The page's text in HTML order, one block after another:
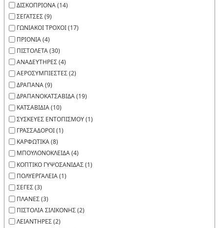
ΔΙΣΚΟΠΡΙΟΝΑ (14)
ΣΕΓΑΤΣΕΣ (9)
ΓΩΝΙΑΚΟΙ ΤΡΟΧΟΙ (17)
ΠΡΙΟΝΙΑ (4)
ΠΙΣΤΟΛΕΤΑ (30)
ΑΝΑΔΕΥΤΗΡΕΣ (4)
ΑΕΡΟΣΥΜΠΙΕΣΤΕΣ (2)
ΔΡΑΠΑΝΑ (9)
ΔΡΑΠΑΝΟΚΑΤΣΑΒΙΔΑ (19)
ΚΑΤΣΑΒΙΔΙΑ (10)
ΣΥΣΚΕΥΕΣ ΕΝΤΟΠΙΣΜΟΥ (1)
ΓΡΑΣΣΑΔΟΡΟΙ (1)
ΚΑΡΦΩΤΙΚΑ (8)
ΜΠΟΥΛΟΝΟΚΛΕΙΔΑ (4)
ΚΟΠΤΙΚΟ ΓΥΨΟΣΑΝΙΔΑΣ (1)
ΠΟΛΥΕΡΓΑΛΕΙΑ (1)
ΣΕΓΕΣ (3)
ΠΛΑΝΕΣ (3)
ΠΙΣΤΟΛΙΑ ΣΙΛΙΚΟΝΗΣ (2)
ΛΕΙΑΝΤΗΡΕΣ (2)